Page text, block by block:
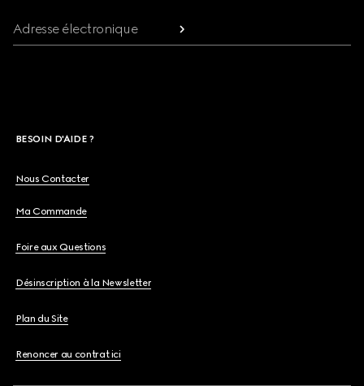
Adresse électronique
BESOIN D'AIDE ?
Nous Contacter
Ma Commande
Foire aux Questions
Désinscription à la Newsletter
Plan du Site
Renoncer au contrat ici